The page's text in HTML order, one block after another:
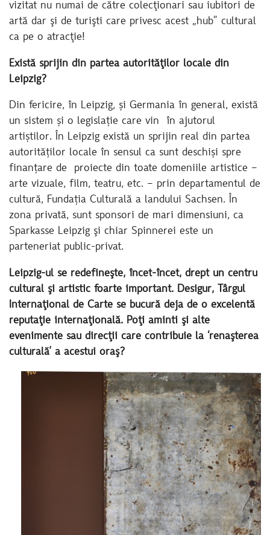
vizitat nu numai de către colecţionari sau iubitori de
artă dar şi de turişti care privesc acest „hub” cultural
ca pe o atracţie!
Există sprijin din partea autorităţilor locale din
Leipzig?
Din fericire, în Leipzig, și Germania în general, există
un sistem și o legislație care vin în ajutorul
artiștilor. În Leipzig există un sprijin real din partea
autorităților locale în sensul ca sunt deschiși spre
finanțare de proiecte din toate domeniile artistice –
arte vizuale, film, teatru, etc. – prin departamentul de
cultură, Fundația Culturală a landului Sachsen. În
zona privată, sunt sponsori de mari dimensiuni, ca
Sparkasse Leipzig şi chiar Spinnerei este un
parteneriat public-privat.
Leipzig-ul se redefineşte, încet-încet, drept un centru
cultural şi artistic foarte important. Desigur, Târgul
Internaţional de Carte se bucură deja de o excelentă
reputaţie internaţională. Poţi aminti şi alte
evenimente sau direcţii care contribuie la ‘renaşterea
culturală’ a acestui oraş?